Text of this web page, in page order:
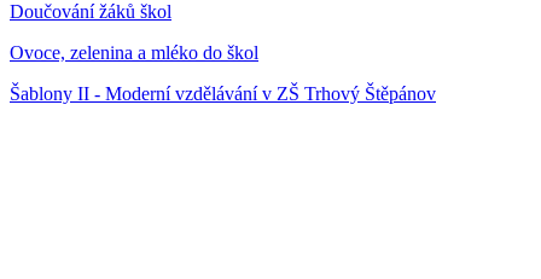
Doučování žáků škol
Ovoce, zelenina a mléko do škol
Šablony II - Moderní vzdělávání v ZŠ Trhový Štěpánov